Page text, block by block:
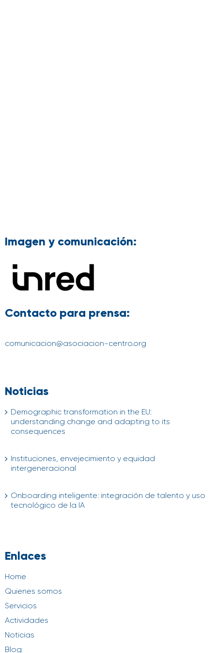
Imagen y comunicación:
Contacto para prensa:
comunicacion@asociacion-centro.org
Noticias
Demographic transformation in the EU:
understanding change and adapting to its
consequences
Instituciones, envejecimiento y equidad
intergeneracional
Onboarding inteligente: integración de talento y uso
tecnológico de la IA
Enlaces
Home
Quienes somos
Servicios
Actividades
Noticias
Blog